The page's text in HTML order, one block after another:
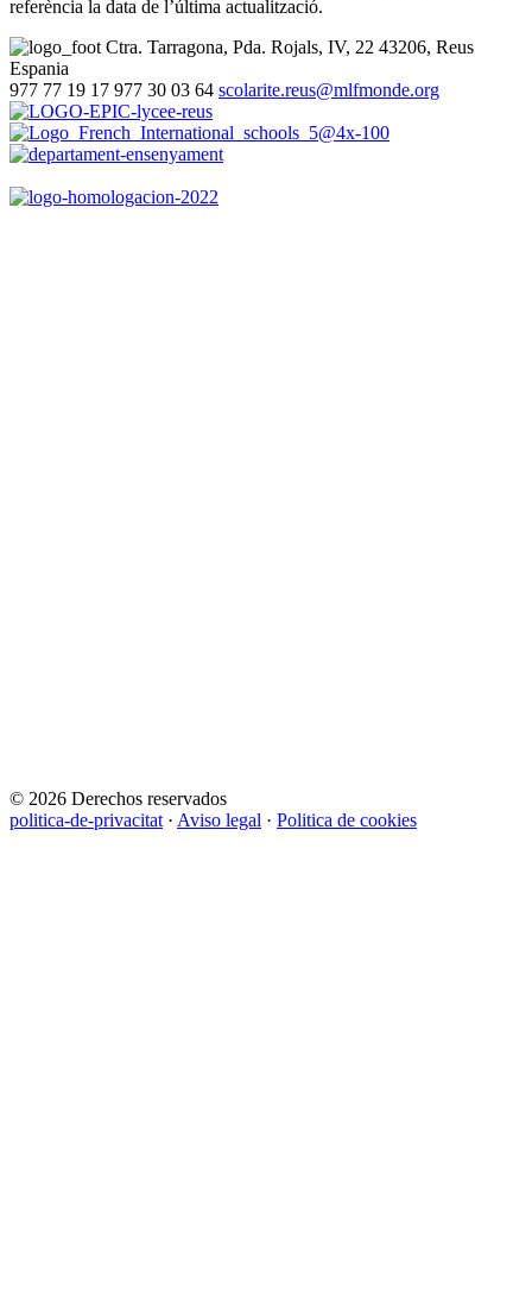
referència la data de l’última actualització.
Ctra. Tarragona, Pda. Rojals, IV, 22 43206, Reus
Espania
977 77 19 17 977 30 03 64 scolarite.reus@mlfmonde.org
© 2026 Derechos reservados
politica-de-privacitat · Aviso legal · Politica de cookies